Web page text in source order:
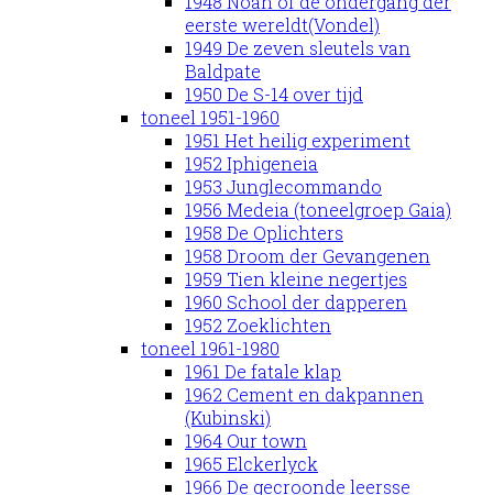
eerste wereldt(Vondel)
1949 De zeven sleutels van
Baldpate
1950 De S-14 over tijd
toneel 1951-1960
1951 Het heilig experiment
1952 Iphigeneia
1953 Junglecommando
1956 Medeia (toneelgroep Gaia)
1958 De Oplichters
1958 Droom der Gevangenen
1959 Tien kleine negertjes
1960 School der dapperen
1952 Zoeklichten
toneel 1961-1980
1961 De fatale klap
1962 Cement en dakpannen
(Kubinski)
1964 Our town
1965 Elckerlyck
1966 De gecroonde leersse